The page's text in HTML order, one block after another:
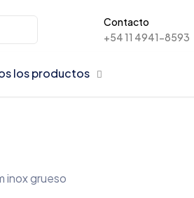
Contacto
+54 11 4941-8593
los productos
inox grueso